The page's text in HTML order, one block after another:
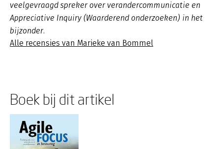
veelgevraagd spreker over verandercommunicatie en
Appreciative Inquiry (Waarderend onderzoeken) in het
bijzonder.
Alle recensies van Marieke van Bommel
Boek bij dit artikel